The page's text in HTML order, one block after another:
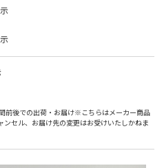
前後での出荷・お届け※こちらはメーカー商品
ンセル、お届け先の変更はお受けいたしかねま